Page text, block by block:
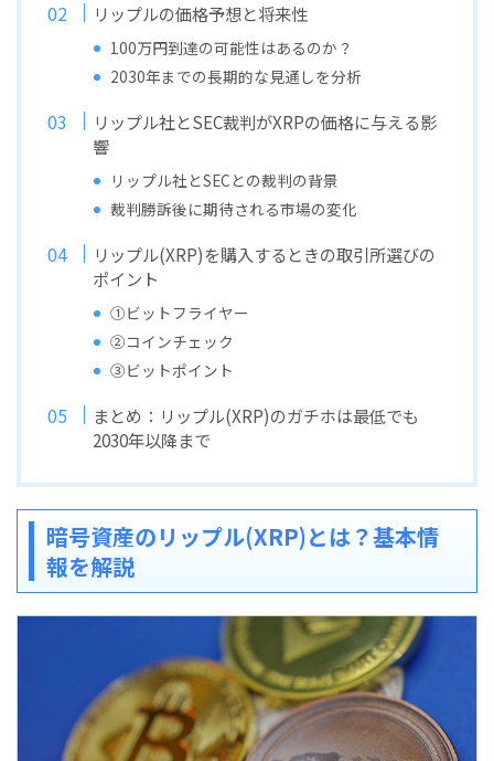
リップルの価格予想と将来性
100万円到達の可能性はあるのか？
2030年までの長期的な見通しを分析
リップル社とSEC裁判がXRPの価格に与える影
響
リップル社とSECとの裁判の背景
裁判勝訴後に期待される市場の変化
リップル(XRP)を購入するときの取引所選びの
ポイント
①ビットフライヤー
②コインチェック
③ビットポイント
まとめ：リップル(XRP)のガチホは最低でも
2030年以降まで
暗号資産のリップル(XRP)とは？基本情
報を解説